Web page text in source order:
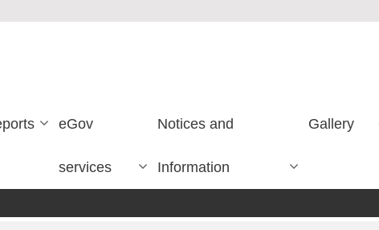
eGov
services
Notices and
Information
Gallery